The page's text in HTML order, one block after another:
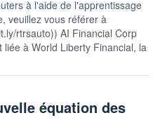
+ LISTE
à l'aide de l'apprentissage
veuillez vous référer à
rtrsauto)) AI Financial Corp
à World Liberty Financial, la
équation des